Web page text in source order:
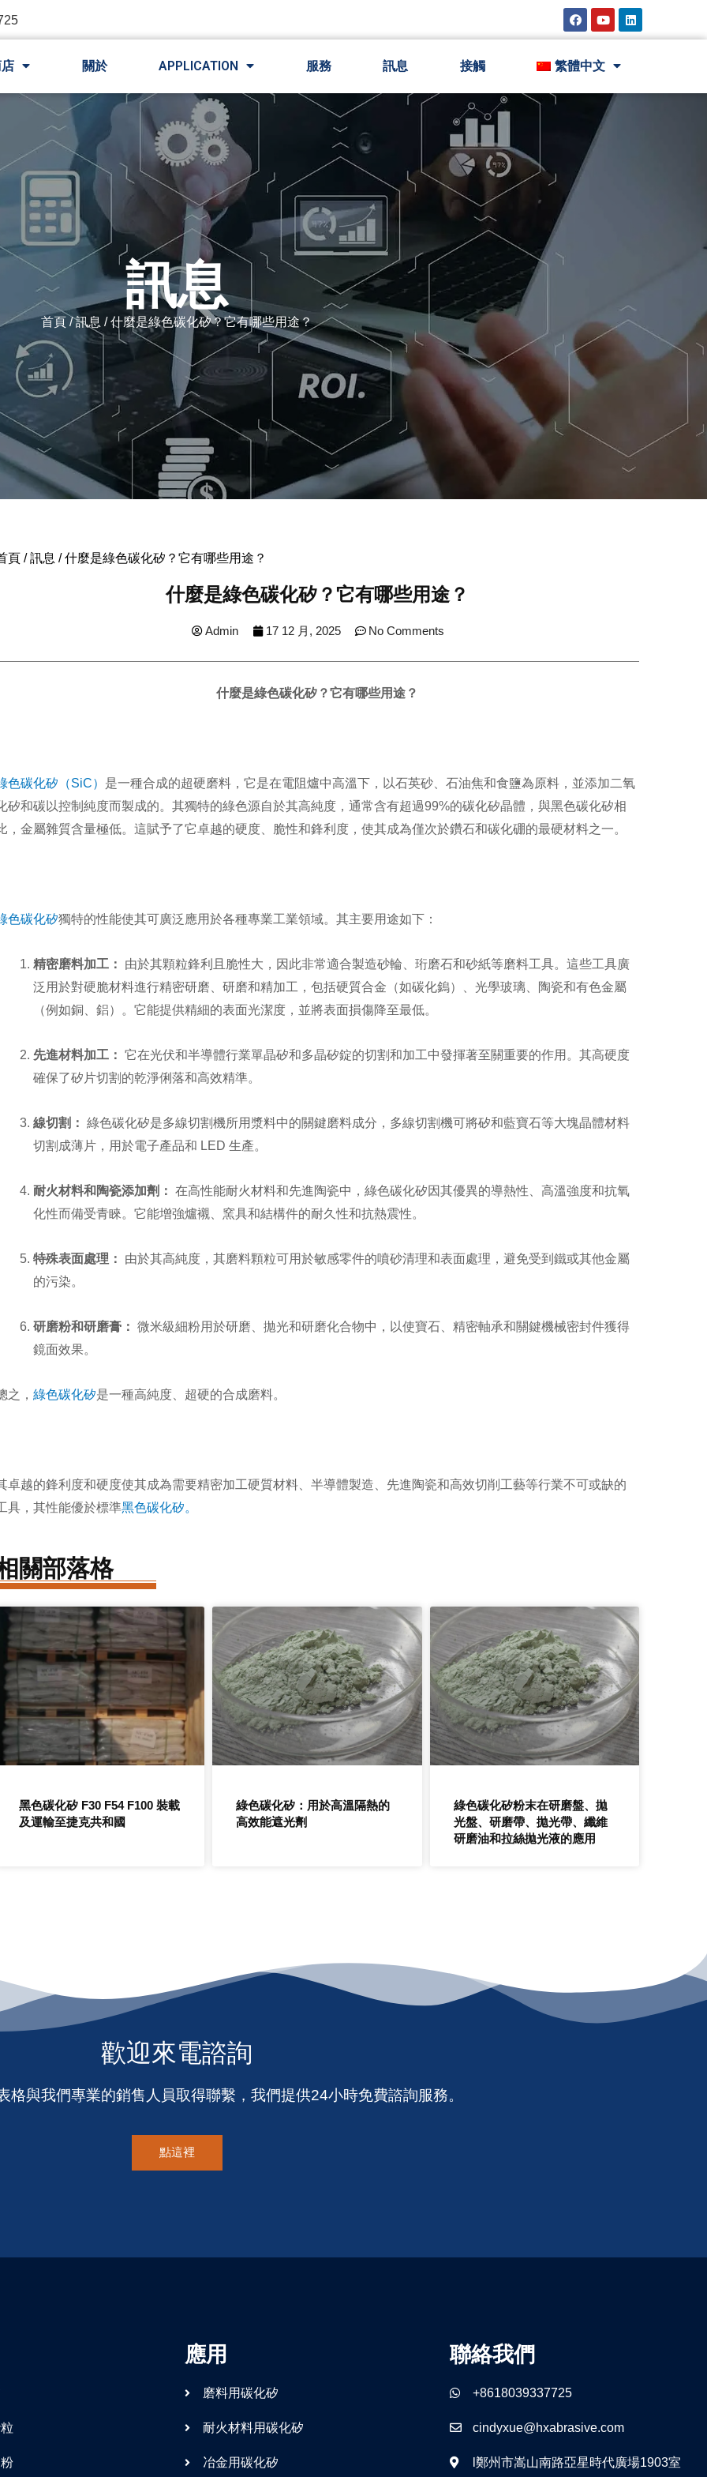
關於 APPLICATION 服務 訊息 接觸 繁體中文
訊息
首頁 /訊息 / 什麼是綠色碳化矽？它有哪些用途？
頁 /訊息 / 什麼是綠色碳化矽？它有哪些用途？
什麼是綠色碳化矽？它有哪些用途？
Admin 17 12 月, 2025 No Comments
什麼是綠色碳化矽？它有哪些用途？
色碳化矽（SiC） 是一種合成的超硬磨料，它是在電阻爐中高溫下，以石英砂、石油焦和食鹽為原料，並添加二氧
矽和碳以控制純度而製成的。其獨特的綠色源自於其高純度，通常含有超過99%的碳化矽晶體，與黑色碳化矽相
，金屬雜質含量極低。這賦予了它卓越的硬度、脆性和鋒利度，使其成為僅次於鑽石和碳化硼的最硬材料之一。
色碳化矽獨特的性能使其可廣泛應用於各種專業工業領域。其主要用途如下：
精密磨料加工：
由於其顆粒鋒利且脆性大，因此非常適合製造砂輪、珩磨石和砂紙等磨料工具。這些工具廣
泛用於對硬脆材料進行精密研磨、研磨和精加工，包括硬質合金（如碳化鎢）、光學玻璃、陶瓷和有色金屬
（例如銅、鋁）。它能提供精細的表面光潔度，並將表面損傷降至最低。
先進材料加工： 它在光伏和半導體行業單晶矽和多晶矽錠的切割和加工中發揮著至關重要的作用。其高硬度
確保了矽片切割的乾淨俐落和高效精準。
線切割： 綠色碳化矽是多線切割機所用漿料中的關鍵磨料成分，多線切割機可將矽和藍寶石等大塊晶體材料
切割成薄片，用於電子產品和 LED 生產。
耐火材料和陶瓷添加劑： 在高性能耐火材料和先進陶瓷中，綠色碳化矽因其優異的導熱性、高溫強度和抗氧
化性而備受青睞。它能增強爐襯、窯具和結構件的耐久性和抗熱震性。
特殊表面處理：
由於其高純度，其磨料顆粒可用於敏感零件的噴砂清理和表面處理，避免受到鐵或其他金屬
的污染。
研磨粉和研磨膏： 微米級細粉用於研磨、拋光和研磨化合物中，以使寶石、精密軸承和關鍵機械密封件獲得
鏡面效果。
之， 綠色碳化矽是一種高純度、超硬的合成磨料。
卓越的鋒利度和硬度使其成為需要精密加工硬質材料、半導體製造、先進陶瓷和高效切削工藝等行業不可或缺的
具，其性能優於標準黑色碳化矽。
關部落格
黑色碳化矽 F30 F54 F100 裝載
及運輸至捷克共和國
綠色碳化矽：用於高溫隔熱的
高效能遮光劑
綠色碳化矽粉末在研磨盤、拋
光盤、研磨帶、拋光帶、纖維
研磨油和拉絲拋光液的應用
歡迎來電諮詢
格與我們專業的銷售人員取得聯繫，我們提供24小時免費諮詢服務。
點這裡
應用
磨料用碳化矽
耐火材料用碳化矽
冶金用碳化矽
聯絡我們
+8618039337725
cindyxue@hxabrasive.com
l鄭州市嵩山南路亞星時代廣場1903室